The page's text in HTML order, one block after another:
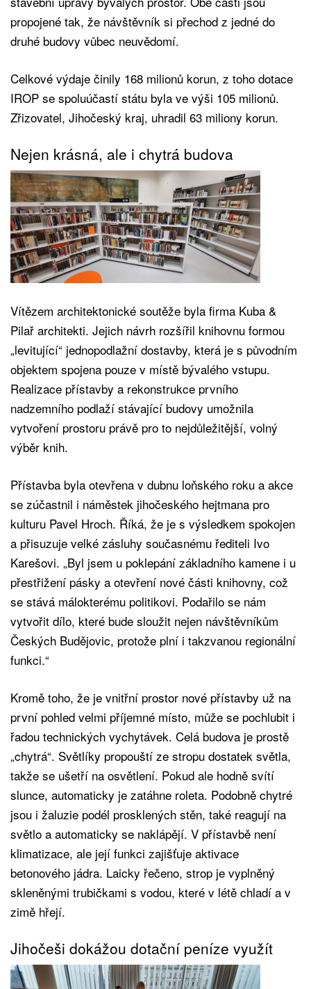
propojené tak, že návštěvník si přechod z jedné do
druhé budovy vůbec neuvědomí.
Celkové výdaje činily 168 milionů korun, z toho dotace
IROP se spoluúčastí státu byla ve výši 105 milionů.
Zřizovatel, Jihočeský kraj, uhradil 63 miliony korun.
Nejen krásná, ale i chytrá budova
Vítězem architektonické soutěže byla firma Kuba &
Pilař architekti. Jejich návrh rozšířil knihovnu formou
„levitující“ jednopodlažní dostavby, která je s původním
objektem spojena pouze v místě bývalého vstupu.
Realizace přístavby a rekonstrukce prvního
nadzemního podlaží stávající budovy umožnila
vytvoření prostoru právě pro to nejdůležitější, volný
výběr knih.
Přístavba byla otevřena v dubnu loňského roku a akce
se zúčastnil i náměstek jihočeského hejtmana pro
kulturu Pavel Hroch. Říká, že je s výsledkem spokojen
a přisuzuje velké zásluhy současnému řediteli Ivo
Karešovi. „Byl jsem u poklepání základního kamene i u
přestřižení pásky a otevření nové části knihovny, což
se stává málokterému politikovi. Podařilo se nám
vytvořit dílo, které bude sloužit nejen návštěvníkům
Českých Budějovic, protože plní i takzvanou regionální
funkci.“
Kromě toho, že je vnitřní prostor nové přístavby už na
první pohled velmi příjemné místo, může se pochlubit i
řadou technických vychytávek. Celá budova je prostě
„chytrá“. Světlíky propouští ze stropu dostatek světla,
takže se ušetří na osvětlení. Pokud ale hodně svítí
slunce, automaticky je zatáhne roleta. Podobně chytré
jsou i žaluzie podél prosklených stěn, také reagují na
světlo a automaticky se naklápějí. V přístavbě není
klimatizace, ale její funkci zajišťuje aktivace
betonového jádra. Laicky řečeno, strop je vyplněný
skleněnými trubičkami s vodou, které v létě chladí a v
zimě hřejí.
Jihočeši dokážou dotační peníze využít